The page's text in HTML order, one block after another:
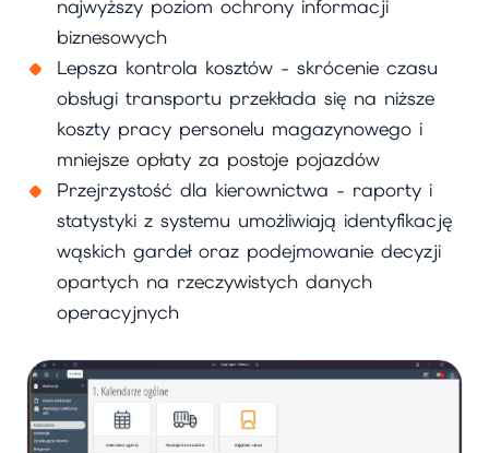
najwyższy poziom ochrony informacji
biznesowych
Lepsza kontrola kosztów - skrócenie czasu
obsługi transportu przekłada się na niższe
koszty pracy personelu magazynowego i
mniejsze opłaty za postoje pojazdów
Przejrzystość dla kierownictwa - raporty i
statystyki z systemu umożliwiają identyfikację
wąskich gardeł oraz podejmowanie decyzji
opartych na rzeczywistych danych
operacyjnych